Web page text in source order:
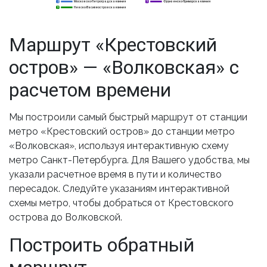
Невско-Василеостровская линия
2
3
5
2
3
Маршрут «Крестовский
остров» — «Волковская» с
расчетом времени
Мы построили самый быстрый маршрут от станции
метро «Крестовский остров» до станции метро
«Волковская», используя интерактивную схему
метро Санкт-Петербурга. Для Вашего удобства, мы
указали расчетное время в пути и количество
пересадок. Следуйте указаниям интерактивной
схемы метро, чтобы добраться от Крестовского
острова до Волковской.
Построить обратный